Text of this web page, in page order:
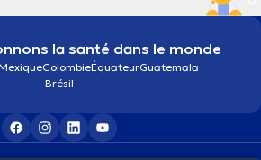
la santé dans le monde
ColombieÉquateurGuatemala
Brésil